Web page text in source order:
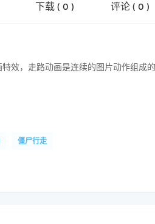
下载 ( 0 ) 评论 ( 0 )
效，走路动画是连续的图片动作组成
僵尸行走